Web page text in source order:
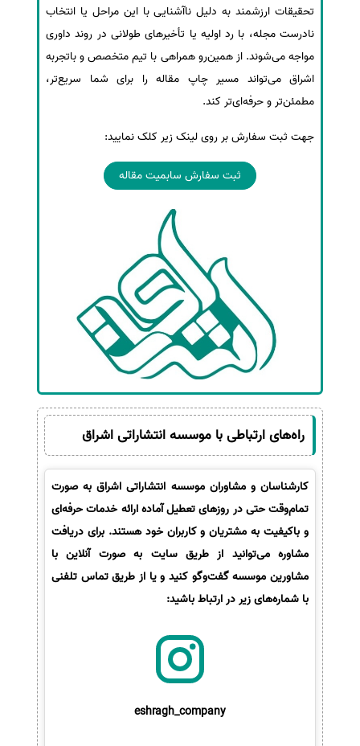
تحقیقات ارزشمند به دلیل ناآشنایی با این مراحل یا انتخاب
نادرست مجله، با رد اولیه یا تأخیرهای طولانی در روند داوری
مواجه می‌شوند. از همین‌رو همراهی با تیم متخصص و باتجربه
اشراق می‌تواند مسیر چاپ مقاله را برای شما سریع‌تر،
مطمئن‌تر و حرفه‌ای‌تر کند.
جهت ثبت سفارش بر روی لینک زیر کلک نمایید:
ثبت سفارش سابمیت مقاله
راه‌های ارتباطی با موسسه انتشاراتی اشراق
کارشناسان و مشاوران موسسه انتشاراتی اشراق به صورت
تمام‌وقت حتی در روزهای تعطیل آماده ارائه خدمات حرفه‌ای
و باکیفیت به مشتریان و کاربران خود هستند. برای دریافت
مشاوره می‌توانید از طریق سایت به صورت آنلاین با
مشاورین موسسه گفت‌وگو کنید و یا از طریق تماس تلفنی
با شماره‌های زیر در ارتباط باشید:
eshragh_company